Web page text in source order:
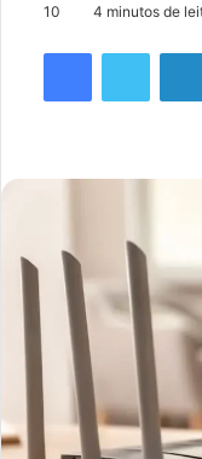
10 4 minutos de
FacebookTwitter